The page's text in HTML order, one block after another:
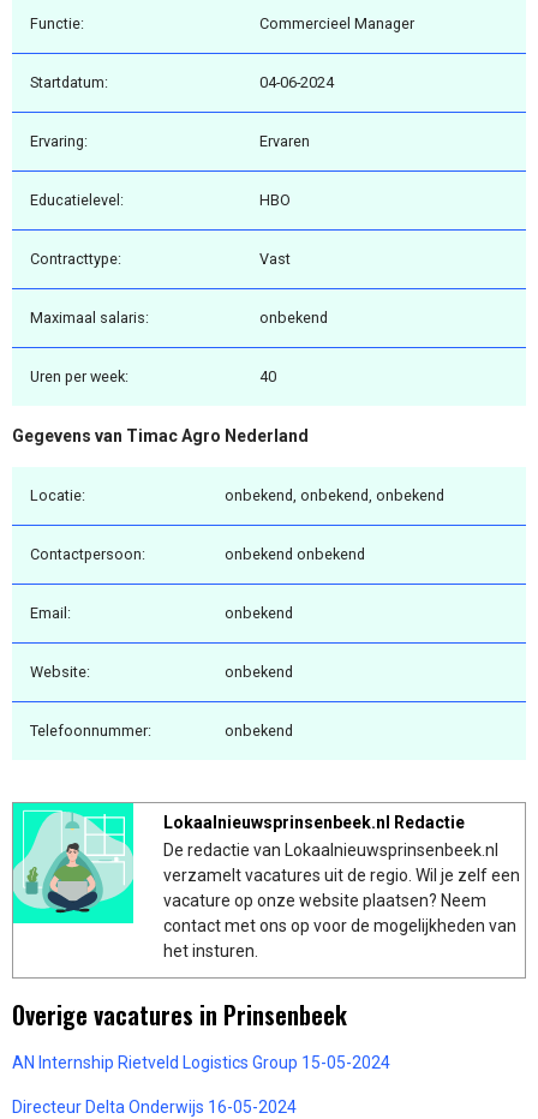
Functie: Commercieel Manager
Startdatum: 04-06-2024
Ervaring: Ervaren
Educatielevel: HBO
Contracttype: Vast
Maximaal salaris: onbekend
Uren per week: 40
Gegevens van Timac Agro Nederland
Locatie: onbekend, onbekend, onbekend
Contactpersoon: onbekend onbekend
Email: onbekend
Website: onbekend
Telefoonnummer: onbekend
Lokaalnieuwsprinsenbeek.nl Redactie
De redactie van Lokaalnieuwsprinsenbeek.nl
verzamelt vacatures uit de regio. Wil je zelf een
vacature op onze website plaatsen? Neem
contact met ons op voor de mogelijkheden van
het insturen.
Overige vacatures in Prinsenbeek
AN Internship Rietveld Logistics Group 15-05-2024
Directeur Delta Onderwijs 16-05-2024